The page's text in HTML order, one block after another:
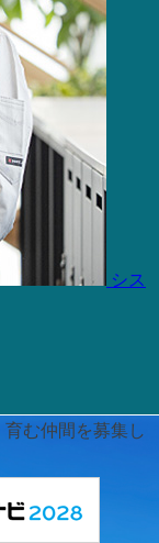
シス
む仲間を募集し